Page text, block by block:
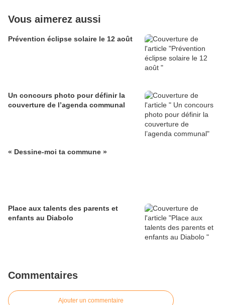
Vous aimerez aussi
Prévention éclipse solaire le 12 août
Un concours photo pour définir la
couverture de l’agenda communal
« Dessine-moi ta commune »
Place aux talents des parents et
enfants au Diabolo
Commentaires
Ajouter un commentaire